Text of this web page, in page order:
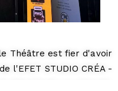
Théâtre est fier d'avoir
l'EFET STUDIO CRÉA -